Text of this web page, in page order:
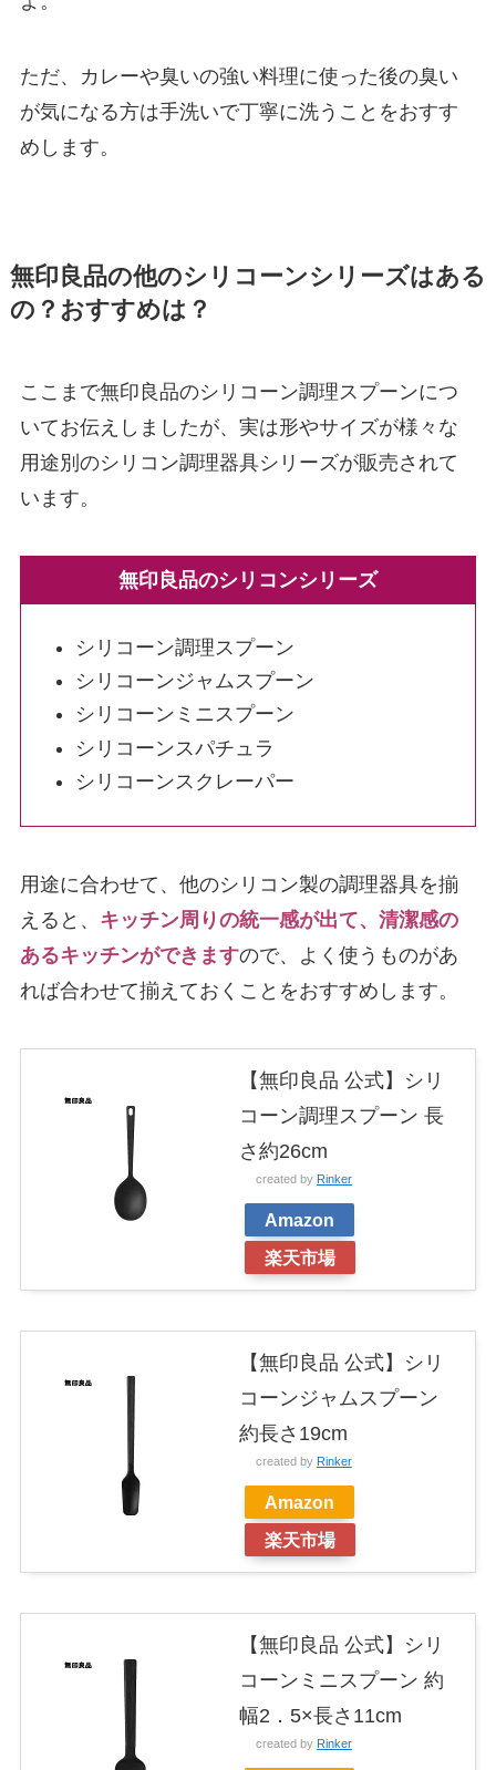
ただ、カレーや臭いの強い料理に使った後の臭い
が気になる方は手洗いで丁寧に洗うことをおすす
めします。
無印良品の他のシリコーンシリーズはある
の？おすすめは？
ここまで無印良品のシリコーン調理スプーンにつ
いてお伝えしましたが、実は形やサイズが様々な
用途別のシリコン調理器具シリーズが販売されて
います。
無印良品のシリコンシリーズ
シリコーン調理スプーン
シリコーンジャムスプーン
シリコーンミニスプーン
シリコーンスパチュラ
シリコーンスクレーパー
用途に合わせて、他のシリコン製の調理器具を揃
えると、 キッチン周りの統一感が出て、清潔感の
あるキッチンができますので、よく使うものがあ
れば合わせて揃えておくことをおすすめします。
【無印良品 公式】シリ
コーン調理スプーン 長
さ約26cm
created by Rinker
Amazon
楽天市場
【無印良品 公式】シリ
コーンジャムスプーン
約長さ19cm
created by Rinker
Amazon
楽天市場
【無印良品 公式】シリ
コーンミニスプーン 約
幅2．5×長さ11cm
created by Rinker